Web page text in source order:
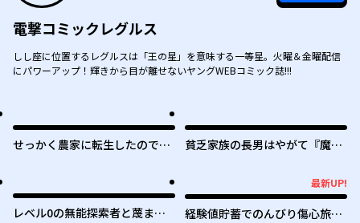
電撃コミックレグルス
しし座に位置するレグルスは「王の星」を意味する一等星。火曜＆金曜配信
にパワーアップ！輝きから目が離せないヤングWEBコミック誌!!!
せっかく農家に転生したので勇
貧乏家族の長男はやがて『魔
レベル0の無能探索者と蔑まれ
最新UP!
経験値貯蓄でのんびり傷心旅行